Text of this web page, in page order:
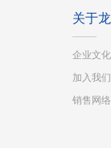
关于
企业文化
加入我们
销售网络